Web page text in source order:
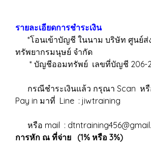
รายละเอียดการชำระเงิน
*โอนเข้าบัญชี ในนาม บริษัท ศูนย์ส่
ทรัพยากรมนุษย์ จำกัด
* บัญชีออมทรัพย์ เลขที่บัญชี 206-
กรณีชำระเงินแล้ว กรุณา Scan ห
Pay in มาที่ Line : jiwtraining
หรือ mail :
การหัก ณ ที่จ่าย (1% หรือ 3%)